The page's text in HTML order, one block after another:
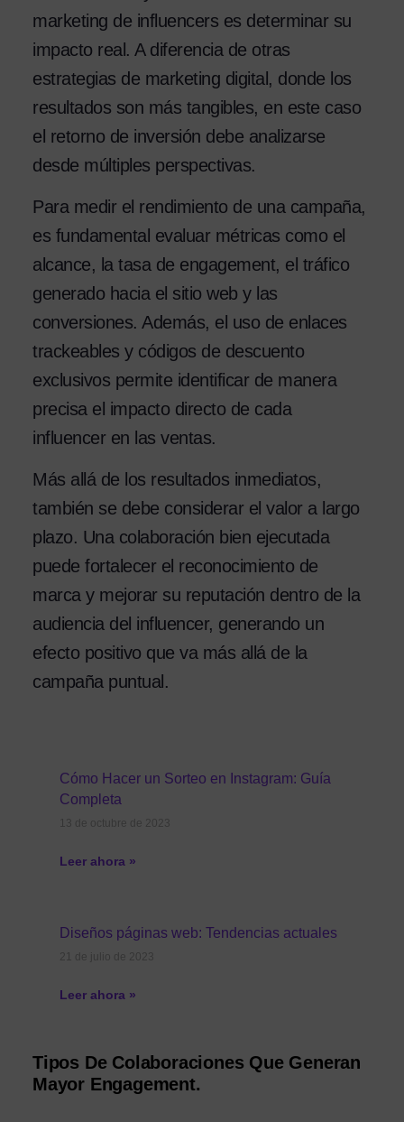
marketing de influencers es determinar su
impacto real. A diferencia de otras
estrategias de marketing digital, donde los
resultados son más tangibles, en este caso
el retorno de inversión debe analizarse
desde múltiples perspectivas.
Para medir el rendimiento de una campaña,
es fundamental evaluar métricas como el
alcance, la tasa de engagement, el tráfico
generado hacia el sitio web y las
conversiones. Además, el uso de enlaces
trackeables y códigos de descuento
exclusivos permite identificar de manera
precisa el impacto directo de cada
influencer en las ventas.
Más allá de los resultados inmediatos,
también se debe considerar el valor a largo
plazo. Una colaboración bien ejecutada
puede fortalecer el reconocimiento de
marca y mejorar su reputación dentro de la
audiencia del influencer, generando un
efecto positivo que va más allá de la
campaña puntual.
Cómo Hacer un Sorteo en Instagram: Guía
Completa
13 de octubre de 2023
Leer ahora »
Diseños páginas web: Tendencias actuales
21 de julio de 2023
Leer ahora »
Tipos De Colaboraciones Que Generan
Mayor Engagement.